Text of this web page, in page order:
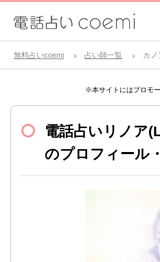
無料占いcoemi 占い師一覧 カノ
※本サイトにはプロモ
電話占いリノア
のプロフィール